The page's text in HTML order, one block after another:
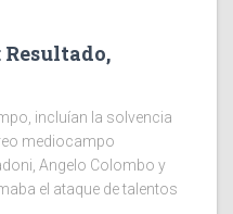
Resultado,
incluían la solvencia
mediocampo
Angelo Colombo y
el ataque de talentos